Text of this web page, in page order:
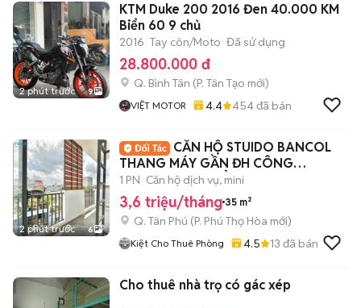
2 phút trước 9
KTM Duke 200 2016 Đen 40.000 KM
Biển 60 9 chủ
2016 Tay côn/Moto Đã sử dụng
28.800.000 đ
Q. Bình Tân (P. Tân Tạo mới)
VIỆT MOTOR 4.4 454đã bán
2 phút trước 6
CĂN HỘ STUIDO BANCOL
THANG MÁY GẦN ĐH CÔNG
THƯƠNG CAO ĐẲNG GTVT AEON
1 PN Căn hộ dịch vụ, mini
3,6 triệu/tháng 35 m²
Q. Tân Phú (P. Phú Thọ Hòa mới)
Kiệt Cho Thuê Phòng 4.5 13 đã bán
Cho thuê nhà trọ có gác xép